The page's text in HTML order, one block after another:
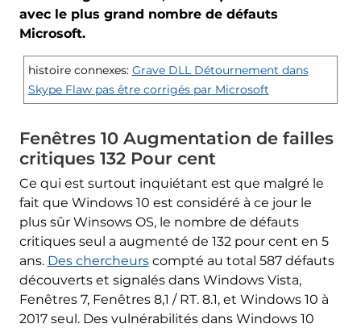
avec le plus grand nombre de défauts
Microsoft.
histoire connexes: Grave DLL Détournement dans
Skype Flaw pas être corrigés par Microsoft
Fenêtres 10 Augmentation de failles
critiques 132 Pour cent
Ce qui est surtout inquiétant est que malgré le
fait que Windows 10 est considéré à ce jour le
plus sûr Winsows OS, le nombre de défauts
critiques seul a augmenté de 132 pour cent en 5
ans. Des chercheurscompté au total 587 défauts
découverts et signalés dans Windows Vista,
Fenêtres 7, Fenêtres 8,1 / RT. 8.1, et Windows 10 à
2017 seul. Des vulnérabilités dans Windows 10